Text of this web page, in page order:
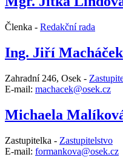
Členka - Redakční rada
Ing. Jiří Macháček
Zahradní 246, Osek -
E-mail: machacek@osek.cz
Michaela
Zastupitelka - Zastupitelstvo
E-mail: formankova@osek.cz